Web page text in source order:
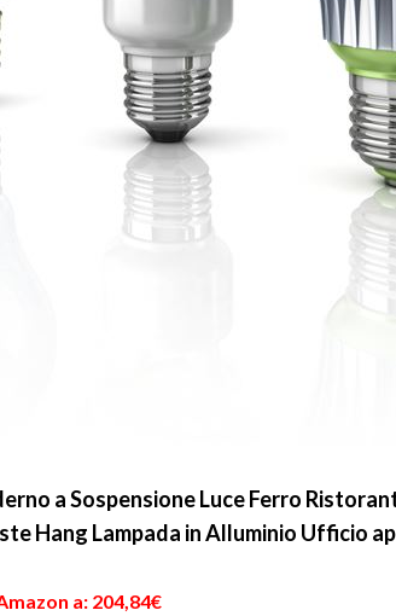
a Sospensione Luce Ferro
Hang Lampada in Alluminio Ufficio
a: 204,84€